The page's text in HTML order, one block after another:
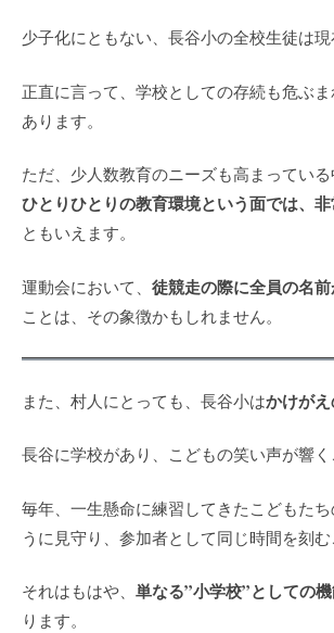
少子化にともない、長谷小の全校生徒は現
正直に言って、学校としての存続も危ぶ
あります。
ただ、少人数教育のニーズも高まっている
ひとりひとりの教育環境という面では、
ともいえます。
運動会において、 徒競走の際に全員の名
ことは、その象徴かもしれません。
また、村人にとっても、長谷小はかけが
長谷に学校があり、こどもの笑い声が響く
毎年、一生懸命に練習してきたこどもた
うに見守り、参加者として同じ時間を刻む
それはもはや、 単なる”小学校”としての
ります。